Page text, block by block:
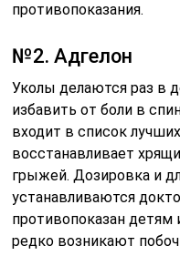
противопоказания.
№2. Адгелон
Уколы делаются раз в
избавить от боли в
входит в список
восстанавливает
грыжей. Дозировка и
устанавливаются
противопоказан
редко возникают